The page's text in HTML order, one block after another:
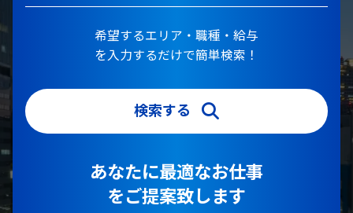
希望するエリア・職種・給与
を入力するだけで簡単検索！
検索する
あなたに最適なお仕事
をご提案致します